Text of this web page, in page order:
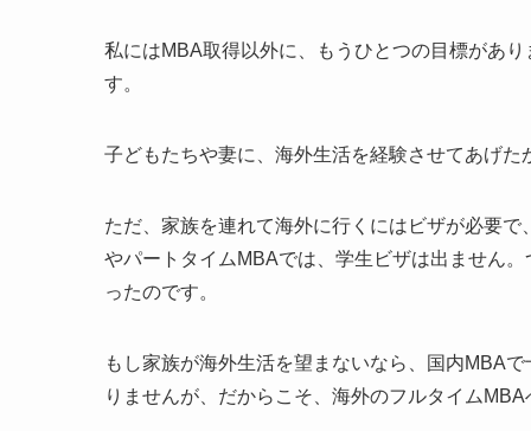
私にはMBA取得以外に、もうひとつの目標があ
す。
子どもたちや妻に、海外生活を経験させてあげ
ただ、家族を連れて海外に行くにはビザが必要
やパートタイムMBAでは、学生ビザは出ません
ったのです。
もし家族が海外生活を望まないなら、国内MBA
りませんが、だからこそ、海外のフルタイム